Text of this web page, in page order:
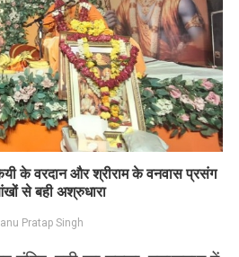
के वरदान और श्रीराम के वनवास प्रसंग
से बही अश्रुधारा
Pratap Singh